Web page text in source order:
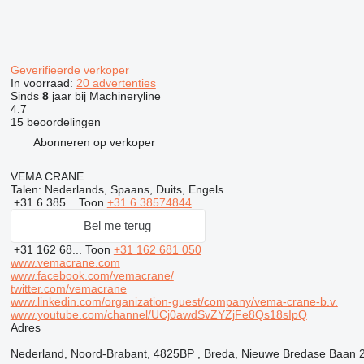
Geverifieerde verkoper
In voorraad: 20 advertenties
Sinds 8jaar bij Machineryline
4.7
15 beoordelingen
Abonneren op verkoper
VEMA CRANE
Talen: Nederlands, Spaans, Duits, Engels
+31 6 385... Toon +31 6 38574844
Bel me terug
+31 162 68... Toon +31 162 681 050
www.vemacrane.com
www.facebook.com/vemacrane/
twitter.com/vemacrane
www.linkedin.com/organization-guest/company/vema-crane-b.v.
www.youtube.com/channel/UCj0awdSvZYZjFe8Qs18sIpQ
Adres
Nederland, Noord-Brabant, 4825BP , Breda, Nieuwe Bredase Baan